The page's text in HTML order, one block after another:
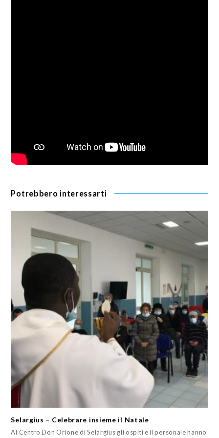
Potrebbero interessarti
Selargius – Celebrare insieme il Natale
Al Centro Don Orione di Selargius gli ospiti e il personale hanno